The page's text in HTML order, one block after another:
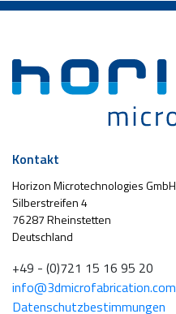
Kontakt
Horizon Microtechnologies GmbH
Silberstreifen 4
76287 Rheinstetten
Deutschland
+49 - (0)721 15 16 95 20
info@3dmicrofabrication.com
Datenschutzbestimmungen